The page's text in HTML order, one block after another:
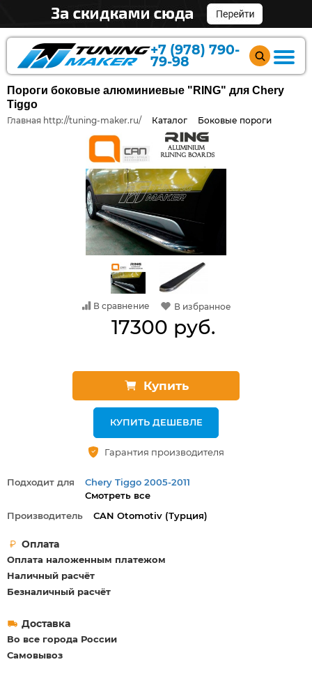
+7 (978) 790-
79-98
Пороги боковые алюминиевые "RING" для Chery
Tiggo
Главная http://tuning-maker.ru/ Каталог Боковые пороги
Подходит для
Chery Tiggo 2005-2011
Chery Tiggo 2012+
Смотреть все
Производитель
СAN Otomotiv (Турция)
Оплата
Оплата наложенным платежом
Наличный расчёт
Безналичный расчёт
Доставка
Во все города России
Самовывоз
В сравнение В избранное
17300 руб.
Купить
КУПИТЬ ДЕШЕВЛЕ
Гарантия производителя